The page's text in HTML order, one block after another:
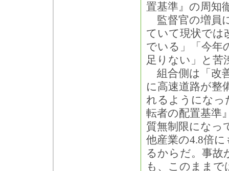
置基準』の周知
監督官の増員
ていて現状では
でいる」「今年
足りない」と苦
組合側は「改
に高速道路が整
れるようになっ
転者の配置基準
質無制限になっ
他産業の4.8倍
るからだ。事故
も、このまま